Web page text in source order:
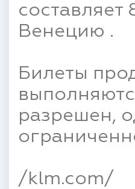
составляет
Венецию .
Билеты
разрешен,
/klm.com/